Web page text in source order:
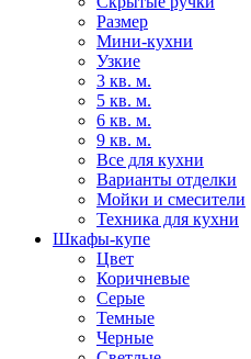
Размер
Мини-кухни
Узкие
3 кв. м.
5 кв. м.
6 кв. м.
9 кв. м.
Все для кухни
Варианты отделки
Мойки и смесители
Техника для кухни
Шкафы-купе
Цвет
Коричневые
Серые
Темные
Черные